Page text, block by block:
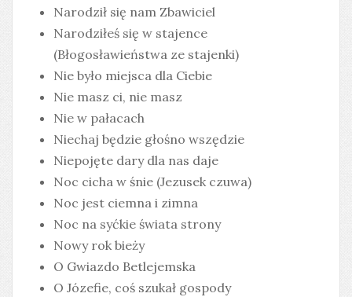
Narodził się nam Zbawiciel
Narodziłeś się w stajence
(Błogosławieństwa ze stajenki)
Nie było miejsca dla Ciebie
Nie masz ci, nie masz
Nie w pałacach
Niechaj będzie głośno wszędzie
Niepojęte dary dla nas daje
Noc cicha w śnie (Jezusek czuwa)
Noc jest ciemna i zimna
Noc na syćkie świata strony
Nowy rok bieży
O Gwiazdo Betlejemska
O Józefie, coś szukał gospody